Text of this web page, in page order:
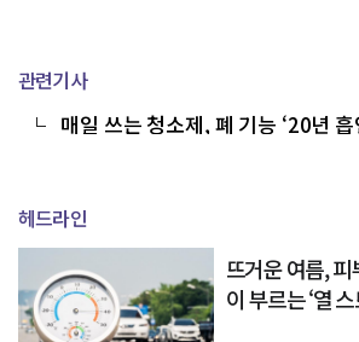
관련기사
매일 쓰는 청소제, 폐 기능 ‘20년
헤드라인
뜨거운 여름,
이 부르는 ‘열